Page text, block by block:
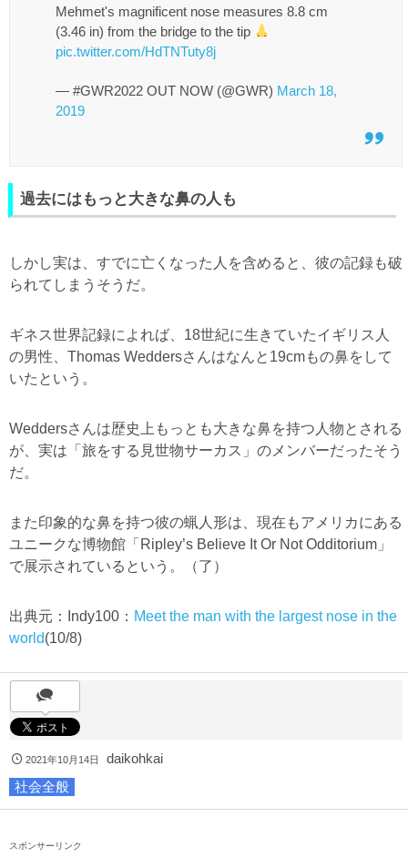
Mehmet's magnificent nose measures 8.8 cm
(3.46 in) from the bridge to the tip
pic.twitter.com/HdTNTuty8j
— #GWR2022 OUT NOW (@GWR) March 18,
2019
過去にはもっと大きな鼻の人も
しかし実は、すでに亡くなった人を含めると、彼の記録も破
られてしまうそうだ。
ギネス世界記録によれば、18世紀に生きていたイギリス人
の男性、Thomas Weddersさんはなんと19cmもの鼻をして
いたという。
Weddersさんは歴史上もっとも大きな鼻を持つ人物とされる
が、実は「旅をする見世物サーカス」のメンバーだったそう
だ。
また印象的な鼻を持つ彼の蝋人形は、現在もアメリカにある
ユニークな博物館「Ripley’s Believe It Or Not Odditorium」
で展示されているという。（了）
出典元：Indy100： Meet the man with the largest nose in the
world(10/8)
2021年10月14日
daikohkai
社会全般
スポンサーリンク